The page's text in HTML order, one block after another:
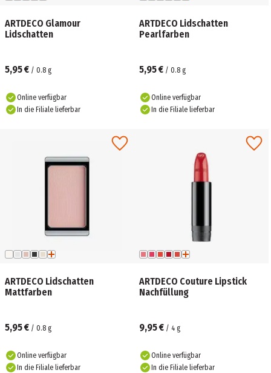
ARTDECO Glamour
Lidschatten
5,95 € / 0.8 g
Online verfügbar
In die Filiale lieferbar
ARTDECO Lidschatten
Pearlfarben
5,95 € / 0.8 g
Online verfügbar
In die Filiale lieferbar
ARTDECO Lidschatten
Mattfarben
5,95 € / 0.8 g
Online verfügbar
In die Filiale lieferbar
ARTDECO Couture Lipstick
Nachfüllung
9,95 € / 4 g
Online verfügbar
In die Filiale lieferbar